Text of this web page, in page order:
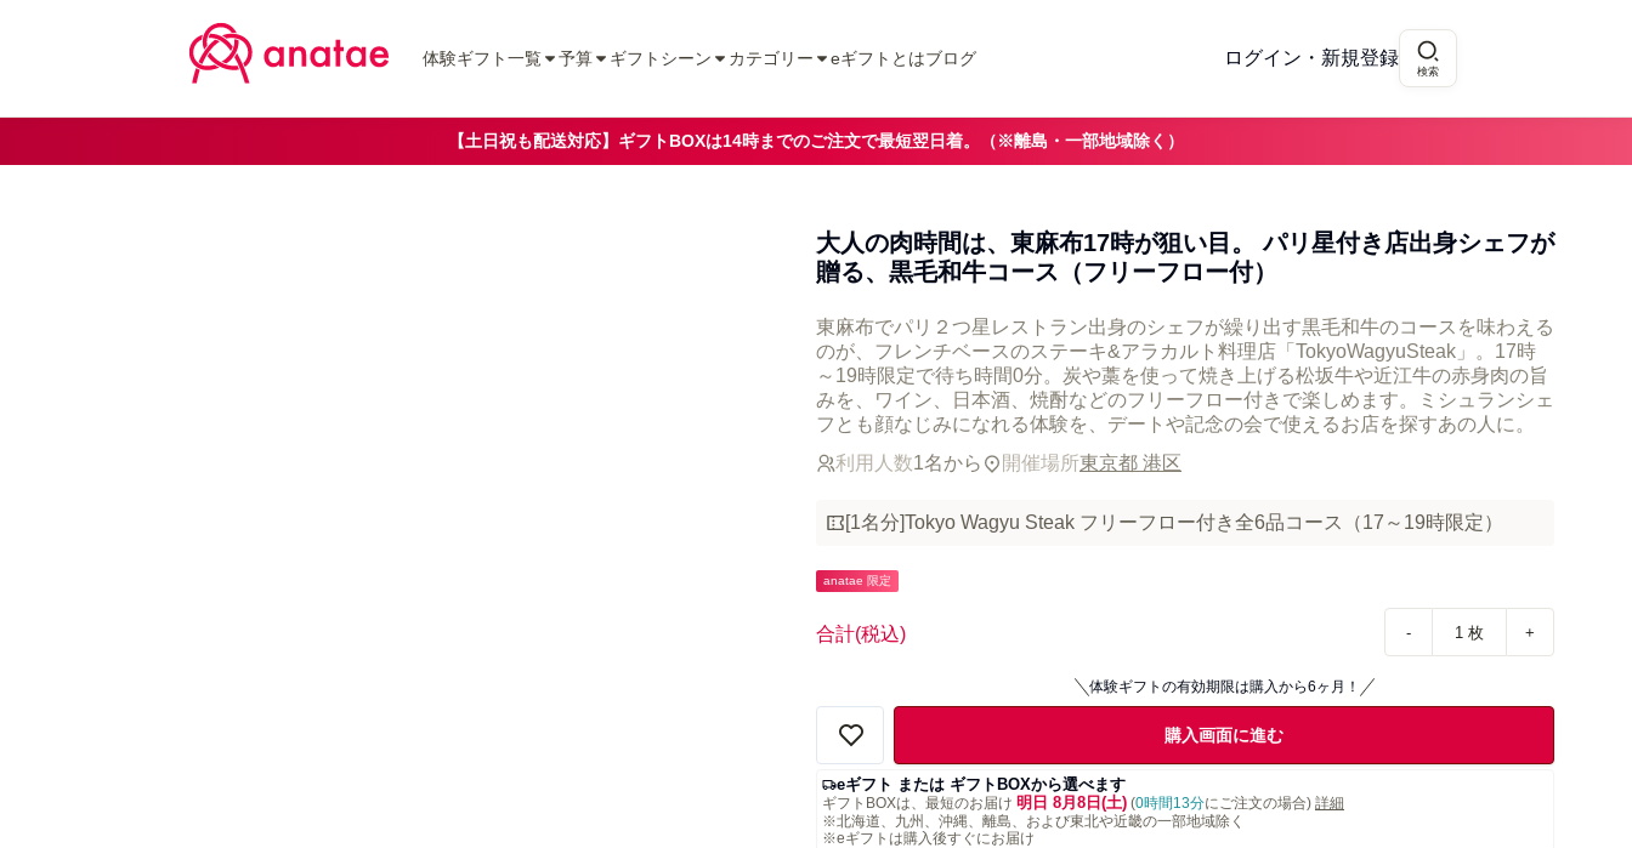
体験ギフト一覧 予算 ギフトシーン カテゴリー eギフトとはブログ ログイン・新規登録
検索
【土日祝も配送対応】ギフトBOXは14時までのご注文で最短翌日着。（※離島・一部地域除く）
大人の肉時間は、東麻布17時が狙い目。 パリ星付き店出身シェフが
贈る、黒毛和牛コース（フリーフロー付）
東麻布でパリ２つ星レストラン出身のシェフが繰り出す黒毛和牛のコースを味わえる
のが、フレンチベースのステーキ&アラカルト料理店「TokyoWagyuSteak」。17時
～19時限定で待ち時間0分。炭や藁を使って焼き上げる松坂牛や近江牛の赤身肉の旨
みを、ワイン、日本酒、焼酎などのフリーフロー付きで楽しめます。ミシュランシェ
フとも顔なじみになれる体験を、デートや記念の会で使えるお店を探すあの人に。
利用人数1名から 開催場所東京都 港区
[1名分]Tokyo Wagyu Steak フリーフロー付き全6品コース（17～19時限定）
anatae 限定
合計(税込) - 1 枚 +
体験ギフトの有効期限は購入から6ヶ月！
購入画面に進む
eギフト または ギフトBOXから選べます
ギフトBOXは、最短のお届け 明日 8月8日(土) (0時間13分にご注文の場合) 詳細
※北海道、九州、沖縄、離島、および東北や近畿の一部地域除く
※eギフトは購入後すぐにお届け